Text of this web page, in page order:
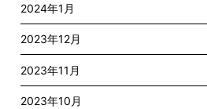
2024年1月
2023年12月
2023年11月
2023年10月